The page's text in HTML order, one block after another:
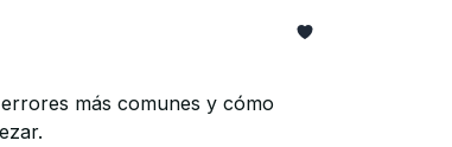
más comunes y cómo